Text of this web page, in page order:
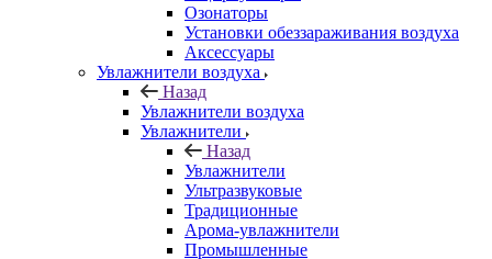
Озонаторы
Установки обеззараживания воздуха
Аксессуары
Увлажнители воздуха
Назад
Увлажнители воздуха
Увлажнители
Назад
Увлажнители
Ультразвуковые
Традиционные
Арома-увлажнители
Промышленные